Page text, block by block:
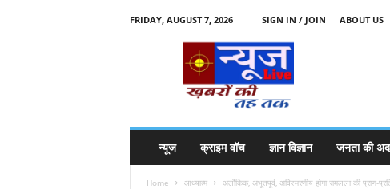
FRIDAY, AUGUST 7, 2026 SIGN IN / JOIN ABOUT US
न्यूज क्राइम वॉच ज्ञान विज्ञान जनता की
Home आध्यात्म अलौकिक, अभूतपूर्व, अविस्मरणीय होगा रामलला की प्राण-